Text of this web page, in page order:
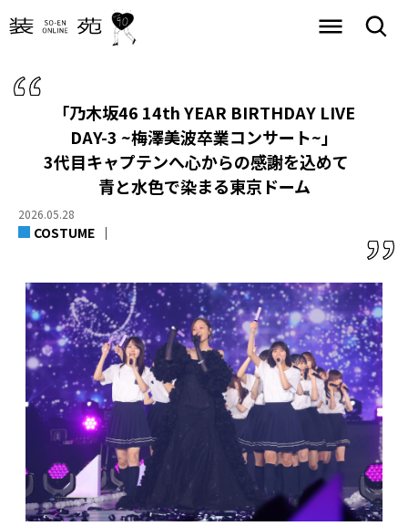
「乃木坂46 14th YEAR BIRTHDAY LIVE
DAY-3 ~梅澤美波卒業コンサート~」
3代目キャプテンへ心からの感謝を込めて
青と水色で染まる東京ドーム
2026.05.28
COSTUME